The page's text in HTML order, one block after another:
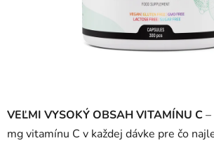
VEĽMI VYSOKÝ OBSAH VITAMÍNU C
mg vitamínu C v každej dávke pre čo